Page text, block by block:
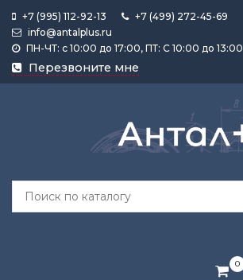
+7 (995) 112-92-13
+7 (499) 272-45-69
info@antalplus.ru
ПН-ЧТ: с 10:00 до 17:00, ПТ: С 10:00 до 13:00
Перезвоните мне
0
Каталог
продукции
Лента